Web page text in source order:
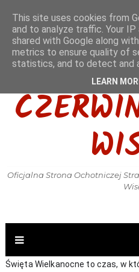
OSP
Oficjalna Strona Ochotniczej
Święta Wielkanocne to czas, w
This site uses cookies from
and to analyze traffic. Your
shared with Google along
metrics to ensure quality of
statistics, and to detect and
LEARN